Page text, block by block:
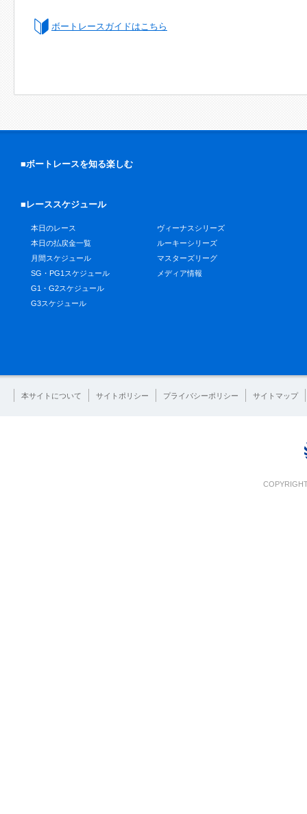
ボートレースガイドはこちら
■ボートレースを知る楽しむ
■レーススケジュール
本日のレース
本日の払戻金一覧
月間スケジュール
SG・PG1スケジュール
G1・G2スケジュール
G3スケジュール
ヴィーナスシリーズ
ルーキーシリーズ
マスターズリーグ
メディア情報
本サイトについて サイトポリシー プライバシーポリシー サイトマップ